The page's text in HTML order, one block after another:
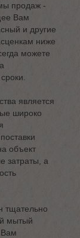
продаж -
Вам
и другие
ниже
можете
является
широко
объект
затраты, а
тщательно
мытый
Вам